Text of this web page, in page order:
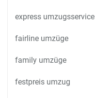
express umzugsservice
fairline umzüge
family umzüge
festpreis umzug